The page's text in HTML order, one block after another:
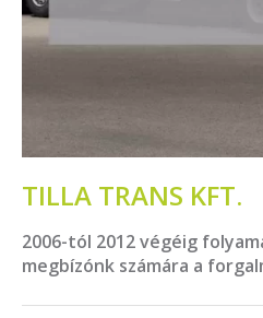
TILLA TRANS KFT.
2006-tól 2012 végéig
megbízónk számára a